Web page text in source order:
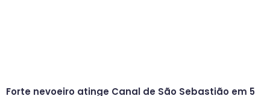
Forte nevoeiro atinge Canal de São Sebastião em 5